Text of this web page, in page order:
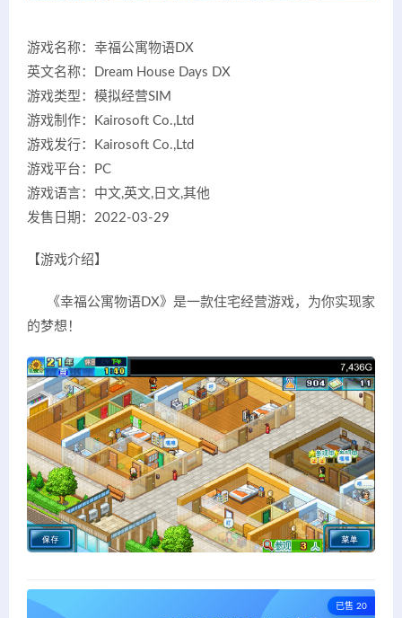
游戏名称：幸福公寓物语DX
英文名称：Dream House Days DX
游戏类型：模拟经营SIM
游戏制作：Kairosoft Co.,Ltd
游戏发行：Kairosoft Co.,Ltd
游戏平台：PC
游戏语言：中文,英文,日文,其他
发售日期：2022-03-29
【游戏介绍】
《幸福公寓物语DX》是一款住宅经营游戏，为你实现家
的梦想！
已售 20